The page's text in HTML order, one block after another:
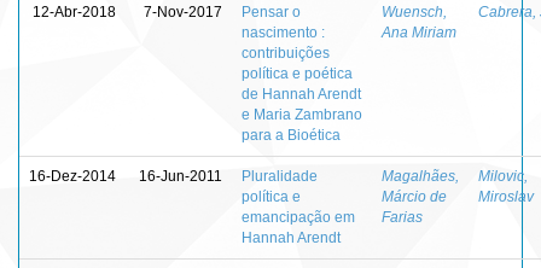
12-Abr-2018 7-Nov-2017
Pensar o
nascimento :
contribuições
política e poética
de Hannah Arendt
e Maria Zambrano
para a Bioética
Wuensch,
Ana Miriam
Cabrera,
16-Dez-2014 16-Jun-2011
Pluralidade
política e
emancipação em
Hannah Arendt
Magalhães,
Márcio de
Farias
Milovic,
Miroslav